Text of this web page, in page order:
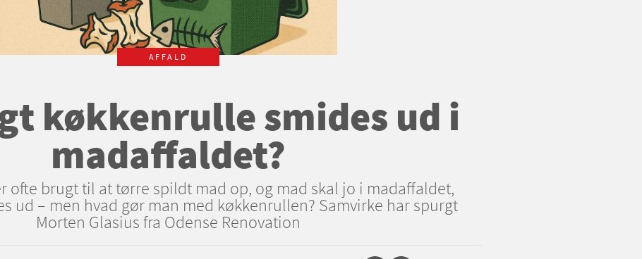
AFFALD
køkkenrulle smides ud i
madaffaldet?
ofte brugt til at tørre spildt mad op, og mad skal jo i madaffaldet,
ud – men hvad gør man med køkkenrullen? Samvirke har spurgt
Morten Glasius fra Odense Renovation